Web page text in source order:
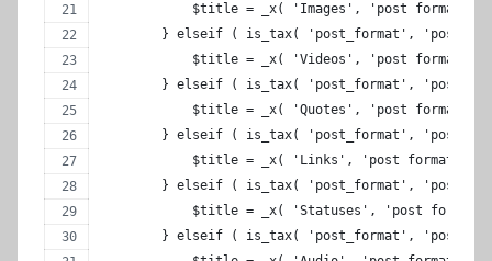
$title = _x( 'Images', 'post format
} elseif ( is_tax( 'post_format', 'post-
$title = _x( 'Videos', 'post format
} elseif ( is_tax( 'post_format', 'post-
$title = _x( 'Quotes', 'post format
} elseif ( is_tax( 'post_format', 'post-
$title = _x( 'Links', 'post format
} elseif ( is_tax( 'post_format', 'post-
$title = _x( 'Statuses', 'post format
} elseif ( is_tax( 'post_format', 'post-